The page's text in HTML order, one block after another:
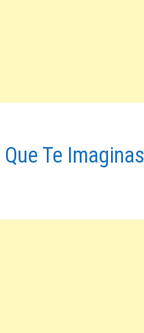
Te Imaginas